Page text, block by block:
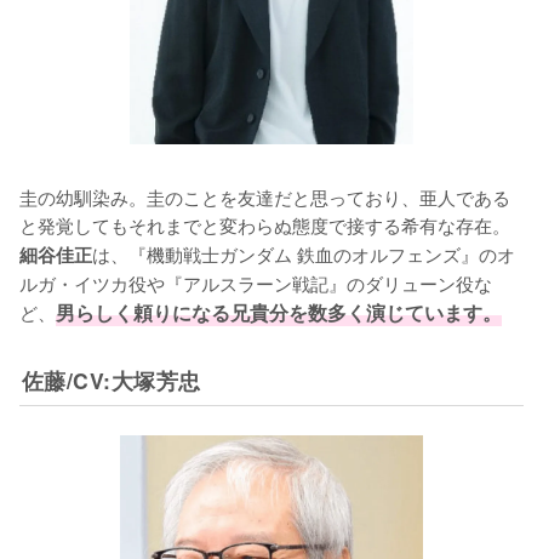
圭の幼馴染み。圭のことを友達だと思っており、亜人である
と発覚してもそれまでと変わらぬ態度で接する希有な存在。
細谷佳正は、『機動戦士ガンダム 鉄血のオルフェンズ』のオ
ルガ・イツカ役や『アルスラーン戦記』のダリューン役な
ど、 男らしく頼りになる兄貴分を数多く演じています。
佐藤/CV:大塚芳忠